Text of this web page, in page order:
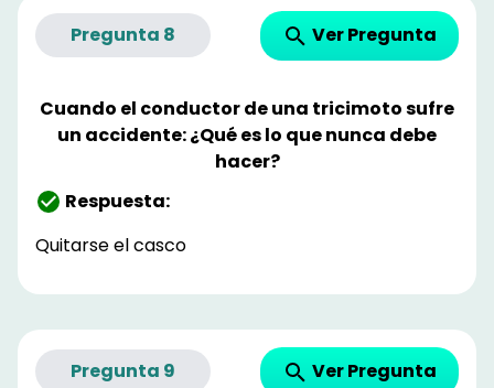
Pregunta 8 Ver Pregunta
Cuando el conductor de una tricimoto sufre
un accidente: ¿Qué es lo que nunca debe
hacer?
Respuesta:
Quitarse el casco
Pregunta 9 Ver Pregunta